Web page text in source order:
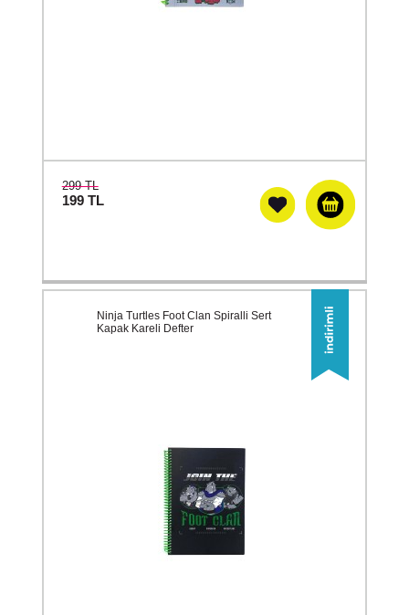
299 TL
199 TL
Ninja Turtles Foot Clan Spiralli Sert
Kapak Kareli Defter